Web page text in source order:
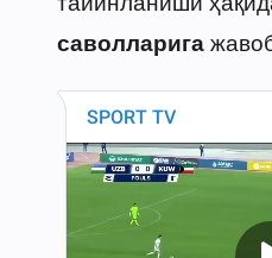
саволларига